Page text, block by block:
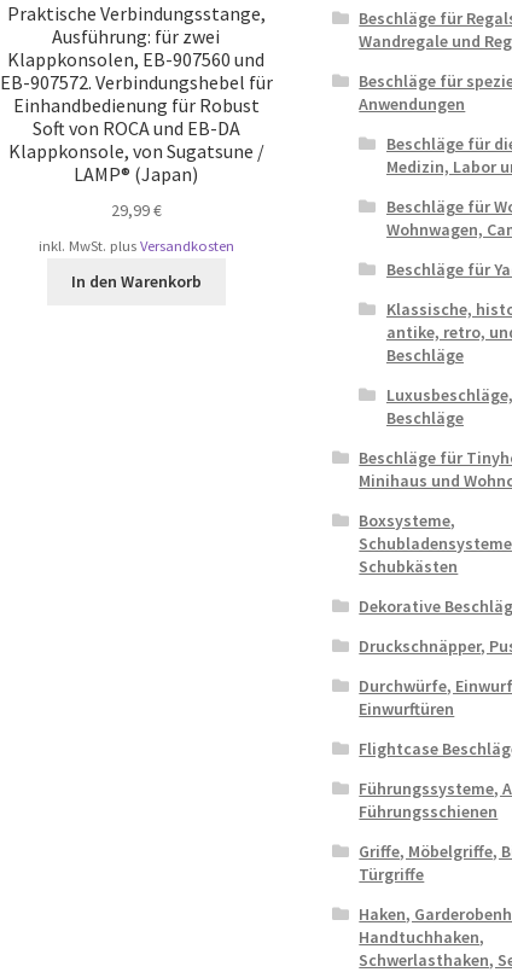
Praktische Verbindungsstange,
Ausführung: für zwei
Klappkonsolen, EB-907560 und
EB-907572. Verbindungshebel für
Einhandbedienung für Robust
Soft von ROCA und EB-DA
Klappkonsole, von Sugatsune /
LAMP® (Japan)
29,99€
inkl. MwSt. plus Versandkosten
In den Warenkorb
Beschläge für
Wandregale und
Beschläge für
Anwendungen
Beschläge für
Medizin, Labor
Beschläge für
Wohnwagen,
Beschläge für
Klassische,
antike, retro,
Beschläge
Beschläge
Beschläge für
Minihaus und
Boxsysteme,
Schubkästen
Dekorative
Druckschnäpper,
Durchwürfe,
Einwurftüren
Flightcase
Führungssysteme,
Führungsschienen
Griffe, Möbelgriffe,
Türgriffe
Haken,
Handtuchhaken,
Schwerlasthaken,